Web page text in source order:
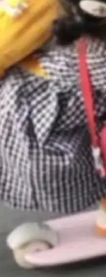
信组
现了一
），
有云模
随着 AI
组织
性、
是数据
，公
求。
求较...
能在
赋能、
信服
着各行
态逐
只是
下，
及持
力网关
本治
、管
现在开
结
之一。
一。
Jeff D
。 他
十多
的共同
，Se
Vin
这一轮
次补
州无
位全
步
一行
GitHu
/ Linu
/ Linu
软件工
要载
百万
上下
历史的
、业
个文
统的
京一
私活腾
核心
公司AI